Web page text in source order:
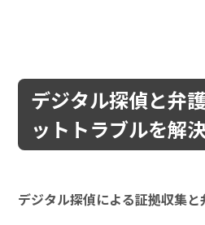
デジタル探偵と弁
ットトラブルを解
デジタル探偵による証拠収集